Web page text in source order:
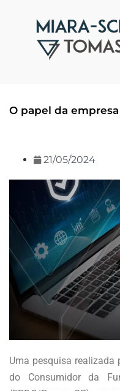
O papel da
21/05/2024
Uma pesquisa realizada
do Consumidor da